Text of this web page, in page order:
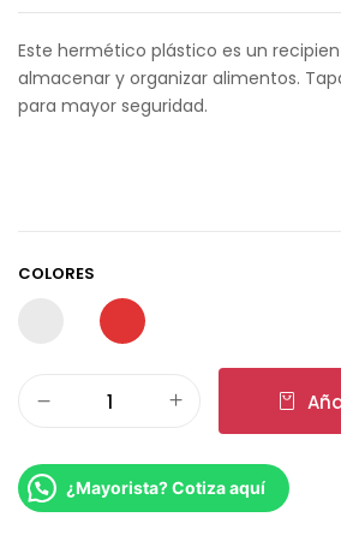
Este hermético plástico es un
almacenar y organizar alimentos.
para mayor seguridad.
COLORES
¿Mayorista? Cotiza aquí